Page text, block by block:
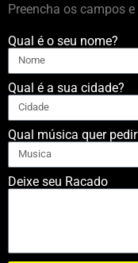
Preencha os campos
Qual é o seu nome?
Qual é a sua cidade?
Qual música quer
Deixe seu Racado